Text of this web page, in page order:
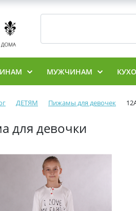
МУЖЧИНАМ
ДЕТЯМ Пижамы для девочек
для девочки